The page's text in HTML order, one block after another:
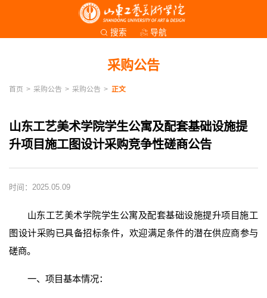
搜索 导航
采购公告
首页 > 采购公告 > 采购公告 > 正文
山东工艺美术学院学生公寓及配套基础设施提
升项目施工图设计采购竞争性磋商公告
时间：2025.05.09
山东工艺美术学院学生公寓及配套基础设施提升项目施工
图设计采购已具备招标条件，欢迎满足条件的潜在供应商参与
磋商。
一、项目基本情况：